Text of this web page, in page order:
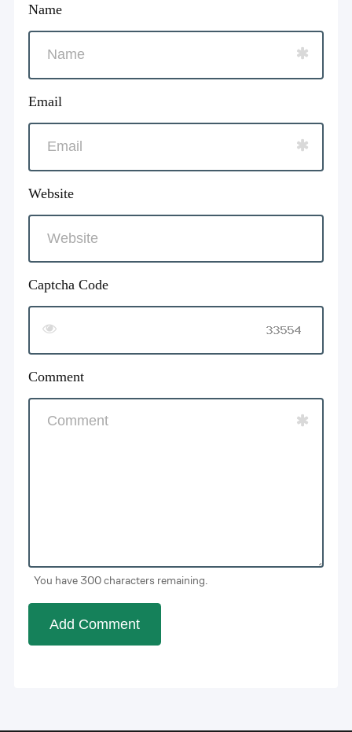
Name
Email
Website
Captcha Code
Comment
You have 300 characters remaining.
Add Comment